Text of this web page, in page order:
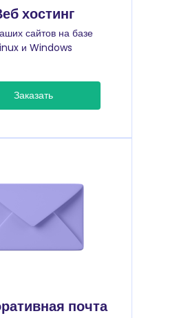
хостинг
сайтов на базе
и Windows
Заказать
почта